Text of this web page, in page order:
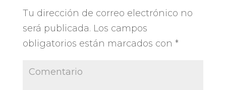
Tu dirección de correo electrónico no
será publicada. Los campos
obligatorios están marcados con *